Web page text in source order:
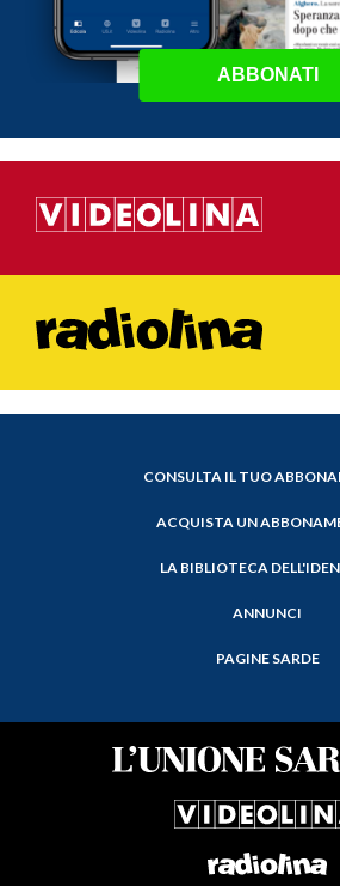
ABBONATI
CONSULTA IL TUO
ACQUISTA UN
LA BIBLIOTECA
ANNUNCI
PAGINE SARDE